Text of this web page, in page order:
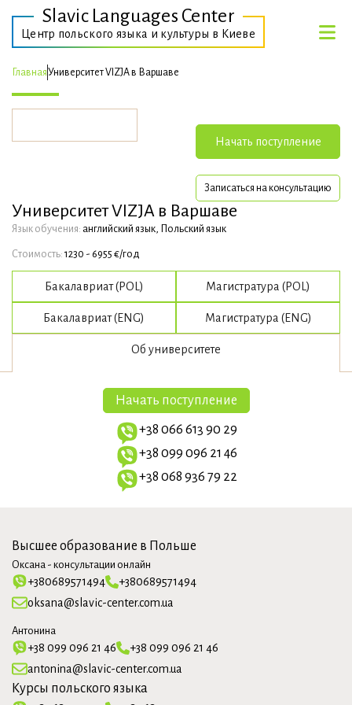
Slavic Languages Center
Центр польского языка и культуры в Киеве
Главная Университет VIZJA в Варшаве
Университет VIZJA в Варшаве
Язык обучения: английский язык, Польский язык
Стоимость: 1230 - 6955 €/год
Начать поступление
Записаться на консультацию
Об университете
Бакалавриат (POL) Магистратура (POL)
Бакалавриат (ENG) Магистратура (ENG)
Начать поступление
+38 066 613 90 29
+38 099 096 21 46
+38 068 936 79 22
Высшее образование в Польше
Оксана - консультации онлайн
+380689571494
+380689571494
oksana@slavic-center.com.ua
Антонина
+38 099 096 21 46
+38 099 096 21 46
antonina@slavic-center.com.ua
Курсы польского языка